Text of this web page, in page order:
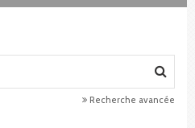
Recherche avancée